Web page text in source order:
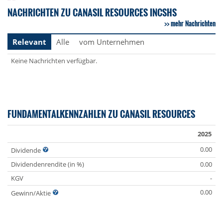
NACHRICHTEN ZU CANASIL RESOURCES INCSHS
mehr Nachrichten
Relevant
Alle vom Unternehmen
Keine Nachrichten verfügbar.
FUNDAMENTALKENNZAHLEN ZU CANASIL RESOURCES
2025
Dividende
0.00
Dividendenrendite (in %)
0.00
KGV
-
Gewinn/Aktie
0.00